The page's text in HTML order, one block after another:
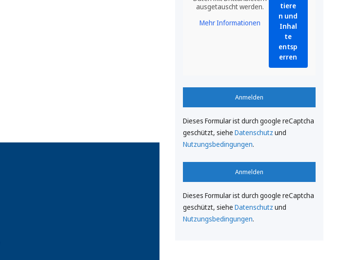
ausgetauscht werden.
Mehr Informationen
tiere
n und
Inhal
te
entsp
erren
Anmelden
Dieses Formular ist durch google reCaptcha
geschützt, siehe Datenschutz und
Nutzungsbedingungen.
Anmelden
Dieses Formular ist durch google reCaptcha
geschützt, siehe Datenschutz und
Nutzungsbedingungen.